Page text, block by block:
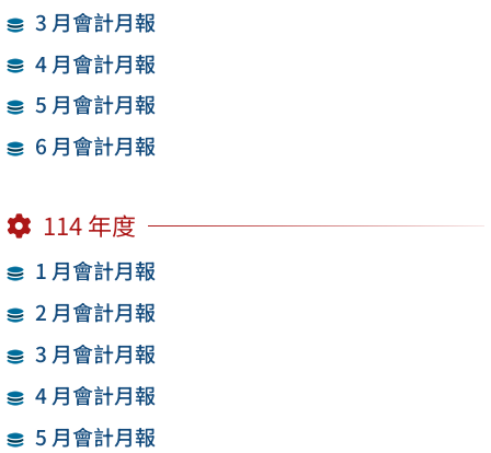
3 月會計月報
4 月會計月報
5 月會計月報
6 月會計月報
114 年度
1 月會計月報
2 月會計月報
3 月會計月報
4 月會計月報
5 月會計月報